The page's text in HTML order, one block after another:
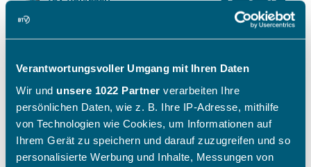
Verantwortungsvoller Umgang mit Ihren Daten
Wir und unsere 1022 Partner verarbeiten Ihre
persönlichen Daten, wie z. B. Ihre IP-Adresse, mithilfe
von Technologien wie Cookies, um Informationen auf
Ihrem Gerät zu speichern und darauf zuzugreifen und so
personalisierte Werbung und Inhalte, Messungen von